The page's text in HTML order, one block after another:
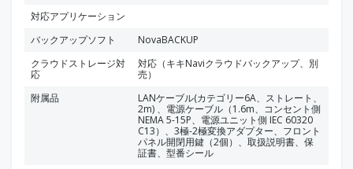
対応アプリケーション
バックアップソフト
NovaBACKUP
クラウドストレージ対
応
対応（キキNaviクラウドバックアップ、別
売）
附属品
LANケーブル(カテゴリー6A、ストレート、
2m) 、電源ケーブル（1.6m、コンセント側
NEMA 5-15P、電源ユニット側 IEC 60320
C13）、3極-2極変換アダプター、フロント
パネル開閉用鍵（2個）、取扱説明書、保
証書、型番シール